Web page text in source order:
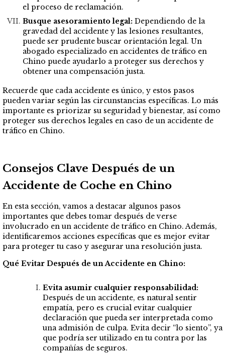
el proceso de reclamación.
Busque asesoramiento legal: Dependiendo de la
gravedad del accidente y las lesiones resultantes,
puede ser prudente buscar orientación legal. Un
abogado especializado en accidentes de tráfico en
Chino puede ayudarlo a proteger sus derechos y
obtener una compensación justa.
Recuerde que cada accidente es único, y estos pasos
pueden variar según las circunstancias específicas. Lo más
importante es priorizar su seguridad y bienestar, así como
proteger sus derechos legales en caso de un accidente de
tráfico en Chino.
Consejos Clave Después de un
Accidente de Coche en Chino
En esta sección, vamos a destacar algunos pasos
importantes que debes tomar después de verse
involucrado en un accidente de tráfico en Chino. Además,
identificaremos acciones específicas que es mejor evitar
para proteger tu caso y asegurar una resolución justa.
Qué Evitar Después de un Accidente en Chino:
Evita asumir cualquier responsabilidad:
Después de un accidente, es natural sentir
empatía, pero es crucial evitar cualquier
declaración que pueda ser interpretada como
una admisión de culpa. Evita decir “lo siento”, ya
que podría ser utilizado en tu contra por las
compañías de seguros.